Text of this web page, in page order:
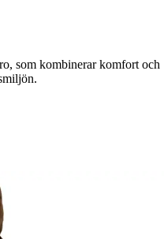
som kombinerar komfort och